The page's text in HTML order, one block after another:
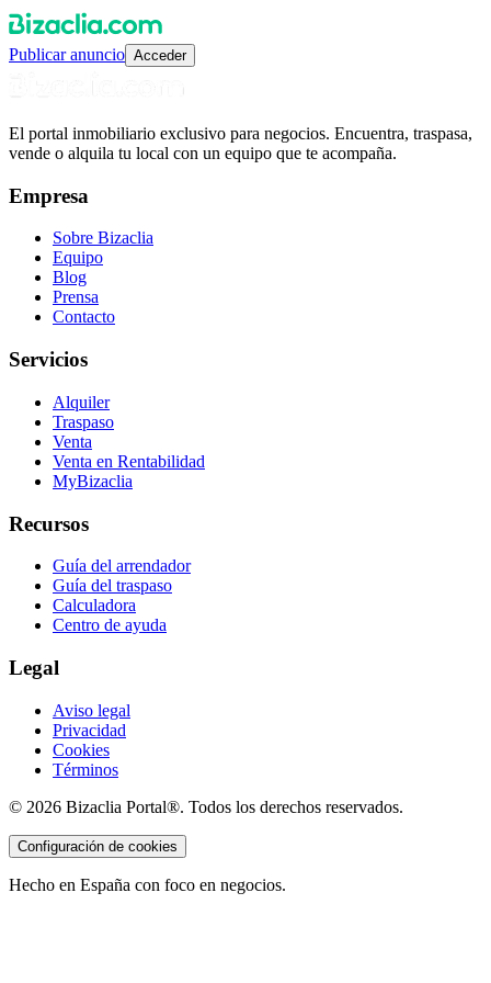
Publicar anuncio Acceder
El portal inmobiliario exclusivo para negocios. Encuentra, traspasa,
vende o alquila tu local con un equipo que te acompaña.
Empresa
Sobre Bizaclia
Equipo
Blog
Prensa
Contacto
Servicios
Alquiler
Traspaso
Venta
Venta en Rentabilidad
MyBizaclia
Recursos
Guía del arrendador
Guía del traspaso
Calculadora
Centro de ayuda
Legal
Aviso legal
Privacidad
Cookies
Términos
© 2026 Bizaclia Portal®. Todos los derechos reservados.
Configuración de cookies
Hecho en España con foco en negocios.